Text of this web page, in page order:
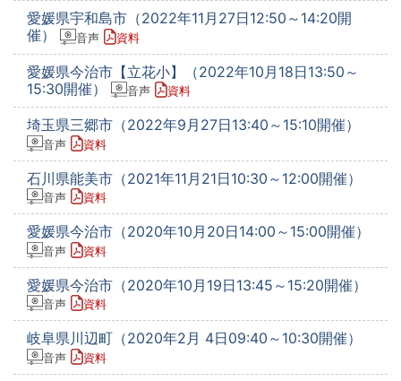
愛媛県宇和島市（2022年11月27日12:50～14:20開
催）
音声 資料
愛媛県今治市【立花小】（2022年10月18日13:50～
15:30開催）
音声 資料
埼玉県三郷市（2022年9月27日13:40～15:10開催）
音声 資料
石川県能美市（2021年11月21日10:30～12:00開催）
音声 資料
愛媛県今治市（2020年10月20日14:00～15:00開催）
音声 資料
愛媛県今治市（2020年10月19日13:45～15:20開催）
音声 資料
岐阜県川辺町（2020年2月 4日09:40～10:30開催）
音声 資料